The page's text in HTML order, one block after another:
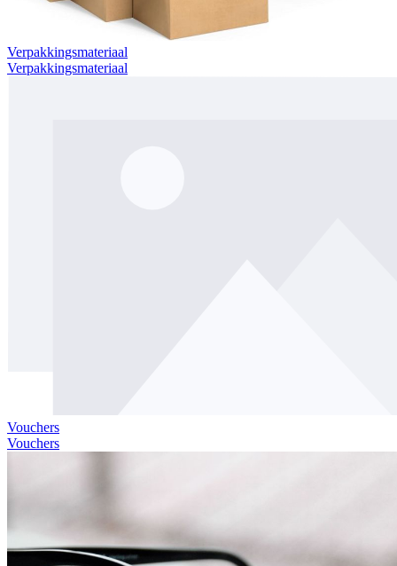
Verpakkingsmateriaal
Verpakkingsmateriaal
Vouchers
Vouchers